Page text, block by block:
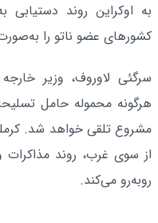
به اوکراین روند
کشورهای عضو ناتو را
سرگئی لاوروف، وزیر
هرگونه محموله حامل
مشروع تلقی خواهد شد.
از سوی غرب، روند مذاکرات
روبه‌رو می‌کند.